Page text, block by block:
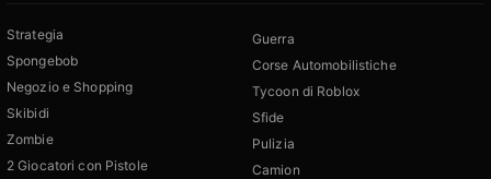
Strategia
Spongebob
Negozio e Shopping
Skibidi
Zombie
2 Giocatori con Pistole
Guerra
Corse Automobilistiche
Tycoon di Roblox
Sfide
Pulizia
Camion